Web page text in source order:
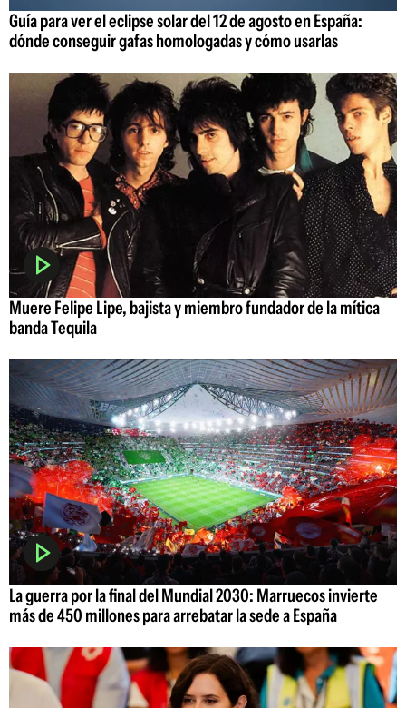
Guía para ver el eclipse solar del 12 de agosto en España:
dónde conseguir gafas homologadas y cómo usarlas
Muere Felipe Lipe, bajista y miembro fundador de la mítica
banda Tequila
La guerra por la final del Mundial 2030: Marruecos invierte
más de 450 millones para arrebatar la sede a España